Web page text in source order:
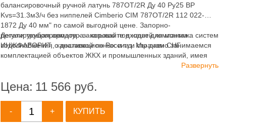
балансировочный ручной латунь 787ОТ/2R Ду 40 Ру25 ВР
Kvs=31.3м3/ч без ниппелей Cimberio CIM 787OT/2R 112 022-
1872 Ду 40 мм" по самой выгодной цене. Запорно-
регулирующая арматура - хорошо подходят для монтажа систем
водоснабжения, канализационных и т.д. Мы давно занимаемся
комплектацией объектов ЖКХ и промышленных зданий, имея
широкий ассортимент продукции для систем: отопления,
Детали трубопроводов - заказывайте в нашей компании
ИНЖФАВОРИТ, с доставкой по России и странам СНГ.
Развернуть
Цена: 11 566руб.
- + КУПИТЬ